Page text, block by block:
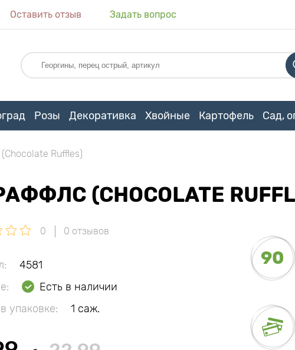
Оставить отзыв Задать вопрос
Розы Декоративка Хвойные Картофель Сад,
Ruffles)
(CHOCOLATE
0 0 отзывов
4581
Есть в наличии
упаковке:
1 саж.
90